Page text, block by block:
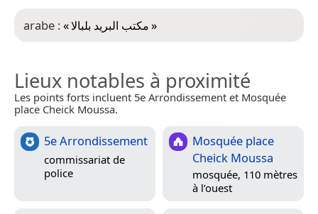
arabe :«مكتب البريد بلبالا»
Lieux notables à proximité
Les points forts incluent 5e Arrondissement et Mosquée
place Cheick Moussa.
5e Arrondissement
commissariat de
police
Mosquée place
Cheick Moussa
mosquée, 110 mètres
à l’ouest